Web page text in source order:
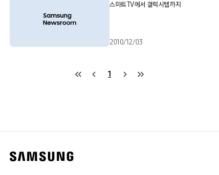
스마트TV에서 갤럭시탭까지
2010/12/03
1